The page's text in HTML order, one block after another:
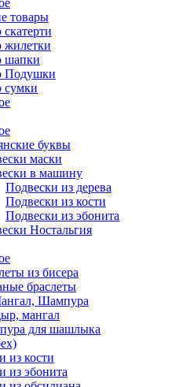
товары
жилетки
шапки
Подушки
сумки
буквы
маски
в машину
Подвески из дерева
Подвески из кости
Подвески из эбонита
Ностальгия
из бисера
браслеты
Шампура
мангал
для шашлыка
из кости
из эбонита